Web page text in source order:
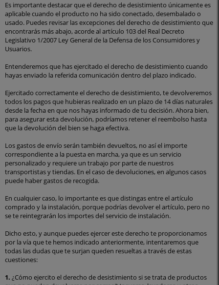
Es importante destacar que el derecho de desistimiento únicamente es
aplicable cuando el producto no ha sido conectado, desembalado o
usado. Puedes revisar las excepciones del derecho de desistimiento que
encontrarás más abajo, acorde al artículo 103 del Real Decreto
Legislativo 1/2007 Ley General de la Defensa de los Consumidores y
Usuarios.
Entenderemos que has ejercitado el derecho de desistimiento cuando
hayas enviado la referida comunicación dentro del plazo indicado.
Ejercitado correctamente el derecho de desistimiento, te devolveremos
todos los pagos que hubieras realizado en un plazo de 14 días naturales
desde la fecha en que nos hayas informado de tu decisión. Ahora bien,
para asegurar esta devolución, podríamos retener el reembolso hasta
que la devolución del bien se haga efectiva.
Los gastos de envío serán también devueltos, no así el importe
correspondiente a la puesta en marcha, ya que es un servicio
personalizado y requiere un trabajo por parte de nuestros
transportistas y tiendas. En el caso de devoluciones, en algunos casos
puede haber gastos de recogida.
En cualquier caso, lo importante es que distingas entre el artículo
comprado y la instalación, porque podrías devolver el artículo, pero no
se te reintegrarán los importes del servicio de instalación.
Dicho esto, y aunque puedes ejercer este derecho te proporcionamos
por la vía que te hemos indicado anteriormente, intentaremos que
todas las dudas que te surjan queden resueltas a través de estas
cuestiones:
1. ¿Cómo ejercito el derecho de desistimiento si se trata de productos